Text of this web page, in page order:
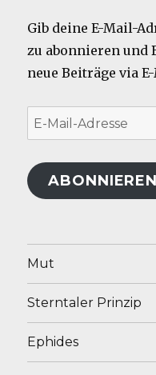
Gib deine E-Mail-
zu abonnieren und
neue Beiträge via
E-
Mail-
Adresse
ABONNIEREN
Mut
Sterntaler Prinzip
Ephides